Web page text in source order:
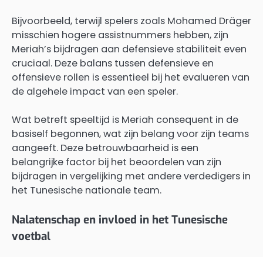
Bijvoorbeeld, terwijl spelers zoals Mohamed Dräger
misschien hogere assistnummers hebben, zijn
Meriah’s bijdragen aan defensieve stabiliteit even
cruciaal. Deze balans tussen defensieve en
offensieve rollen is essentieel bij het evalueren van
de algehele impact van een speler.
Wat betreft speeltijd is Meriah consequent in de
basiself begonnen, wat zijn belang voor zijn teams
aangeeft. Deze betrouwbaarheid is een
belangrijke factor bij het beoordelen van zijn
bijdragen in vergelijking met andere verdedigers in
het Tunesische nationale team.
Nalatenschap en invloed in het Tunesische
voetbal